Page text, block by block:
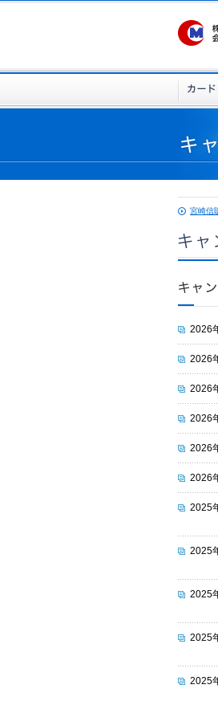
宮崎信
2026
2026
2026
2026
2026
2026
2025
2025
2025
2025
2025